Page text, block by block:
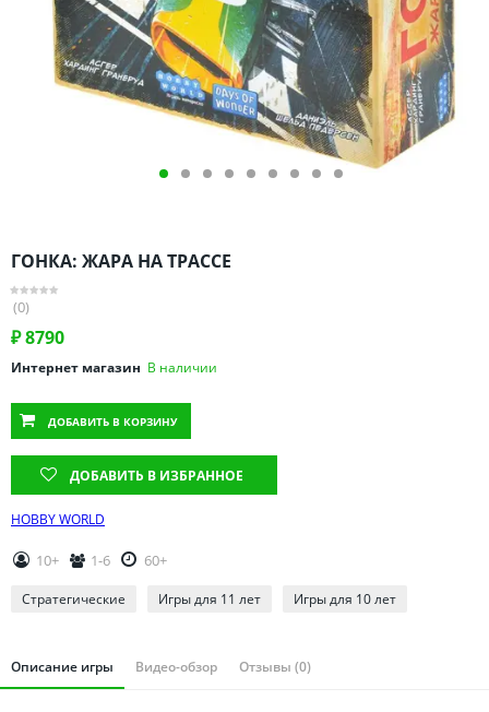
Оренбургская область
Пензенская область
Пермский край
Рязанская область
Саратовская область
Свердловская область
Смоленская область
Ставропольский край
Татарстан
Тверская область
Томская область
Тюменская область
Удмуртия
Ульяновская область
ГОНКА: ЖАРА НА ТРАССЕ
(0)
₽8790
Интернет магазин В наличии
ДОБАВИТЬ В КОРЗИНУ
ДОБАВИТЬ В ИЗБРАННОЕ
HOBBY WORLD
10+ 1-6 60+
Стратегические Игры для 11 лет Игры для 10 лет
Описание игры Видео-обзор Отзывы (0)